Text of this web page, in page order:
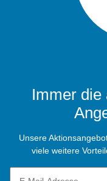
Immer die
Unsere
viele weitere